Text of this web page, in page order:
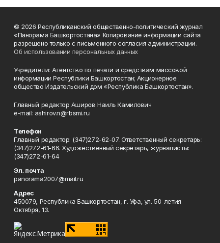
© 2026 Республиканский общественно-политический журнал
«Панорама Башкортостана» Копирование информации сайта
разрешено только с письменного согласия администрации.
Об использовании персональных данных
Учредители: Агентство по печати и средствам массовой
информации Республики Башкортостан; Акционерное
общество Издательский дом «Республика Башкортостан».
Главный редактор Аширов Наиль Камилович
e-mail: ashirov.n@rbsmi.ru
Телефон
Главный редактор: (347)272-62-07. Ответственный секретарь:
(347)272-61-66. Художественный секретарь, журналисты:
(347)272-61-64
Эл. почта
panorama2007@mail.ru
Адрес
450079, Республика Башкортостан, г. Уфа, ул. 50-летия
Октября, 13.